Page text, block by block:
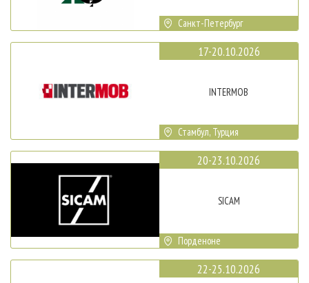
Санкт-Петербург
17-20.10.2026
INTERMOB
Стамбул, Турция
20-23.10.2026
SICAM
Порденоне
22-25.10.2026